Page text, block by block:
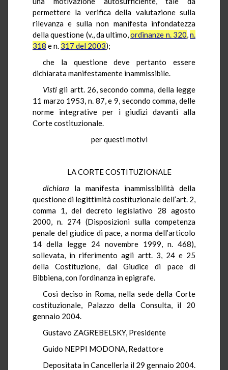
permettere la verifica della valutazione sulla
rilevanza e sulla non manifesta infondatezza
della questione (v., da ultimo,ordinanze n. 320,n.
318 e n. 317 del 2003);
che la questione deve pertanto essere
dichiarata manifestamente inammissibile.
Visti gli artt. 26, secondo comma, della legge
11 marzo 1953, n. 87, e 9, secondo comma, delle
norme integrative per i giudizi davanti alla
Corte costituzionale.
per questi motivi
LA CORTE COSTITUZIONALE
dichiara la manifesta inammissibilità della
questione di legittimità costituzionale dell’art. 2,
comma 1, del decreto legislativo 28 agosto
2000, n. 274 (Disposizioni sulla competenza
penale del giudice di pace, a norma dell’articolo
14 della legge 24 novembre 1999, n. 468),
sollevata, in riferimento agli artt. 3, 24 e 25
della Costituzione, dal Giudice di pace di
Bibbiena, con l’ordinanza in epigrafe.
Così deciso in Roma, nella sede della Corte
costituzionale, Palazzo della Consulta, il 20
gennaio 2004.
Gustavo ZAGREBELSKY, Presidente
Guido NEPPI MODONA, Redattore
Depositata in Cancelleria il 29 gennaio 2004.